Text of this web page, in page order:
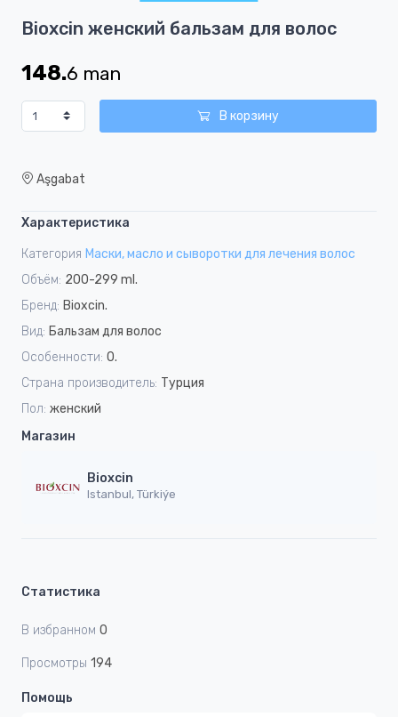
1
8
Bioxcin женский бальзам для волос
148.6 man
В корзину
Aşgabat
Характеристика
Категория Маски, масло и сыворотки для лечения волос
Объём: 200-299 ml.
Бренд: Bioxcin.
Вид: Бальзам для волос
Особенности: 0.
Страна производитель: Турция
Пол: женский
Магазин
Bioxcin
Istanbul, Türkiýe
Статистика
В избранном 0
Просмотры 194
Помощь